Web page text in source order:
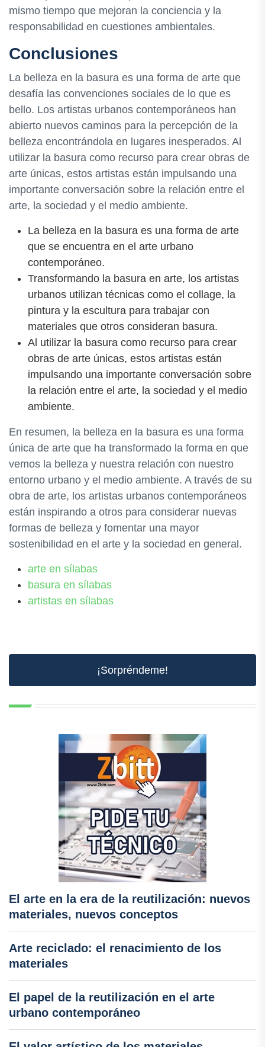
mismo tiempo que mejoran la conciencia y la
responsabilidad en cuestiones ambientales.
Conclusiones
La belleza en la basura es una forma de arte que
desafía las convenciones sociales de lo que es
bello. Los artistas urbanos contemporáneos han
abierto nuevos caminos para la percepción de la
belleza encontrándola en lugares inesperados. Al
utilizar la basura como recurso para crear obras de
arte únicas, estos artistas están impulsando una
importante conversación sobre la relación entre el
arte, la sociedad y el medio ambiente.
La belleza en la basura es una forma de arte
que se encuentra en el arte urbano
contemporáneo.
Transformando la basura en arte, los artistas
urbanos utilizan técnicas como el collage, la
pintura y la escultura para trabajar con
materiales que otros consideran basura.
Al utilizar la basura como recurso para crear
obras de arte únicas, estos artistas están
impulsando una importante conversación sobre
la relación entre el arte, la sociedad y el medio
ambiente.
En resumen, la belleza en la basura es una forma
única de arte que ha transformado la forma en que
vemos la belleza y nuestra relación con nuestro
entorno urbano y el medio ambiente. A través de su
obra de arte, los artistas urbanos contemporáneos
están inspirando a otros para considerar nuevas
formas de belleza y fomentar una mayor
sostenibilidad en el arte y la sociedad en general.
arte en sílabas
basura en sílabas
artistas en sílabas
¡Sorpréndeme!
El arte en la era de la reutilización: nuevos
materiales, nuevos conceptos
Arte reciclado: el renacimiento de los
materiales
El papel de la reutilización en el arte
urbano contemporáneo